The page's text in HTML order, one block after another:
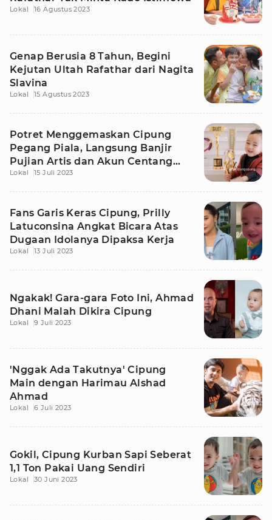
Lokal 16 Agustus 2023
Genap Berusia 8 Tahun, Begini
Kejutan Ultah Rafathar dari Nagita
Slavina
Lokal 15 Agustus 2023
Potret Menggemaskan Cipung
Pegang Piala, Langsung Banjir
Pujian Artis dan Akun Centang
Biru
Lokal 15 Juli 2023
Fans Garis Keras Cipung, Prilly
Latuconsina Angkat Bicara Atas
Dugaan Idolanya Dipaksa Kerja
Lokal 13 Juli 2023
Ngakak! Gara-gara Foto Ini, Ahmad
Dhani Malah Dikira Cipung
Lokal 9 Juli 2023
'Nggak Ada Takutnya' Cipung
Main dengan Harimau Alshad
Ahmad
Lokal 6 Juli 2023
Gokil, Cipung Kurban Sapi Seberat
1,1 Ton Pakai Uang Sendiri
Lokal 30 Juni 2023